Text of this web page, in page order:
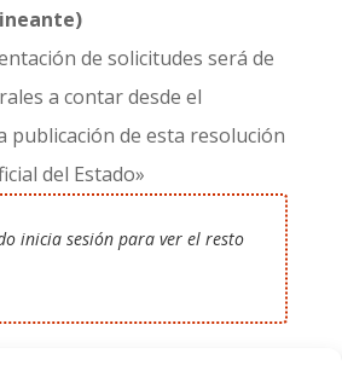
de solicitudes será de
a contar desde el
publicación de esta resolución
del Estado»
inicia sesión para ver el resto